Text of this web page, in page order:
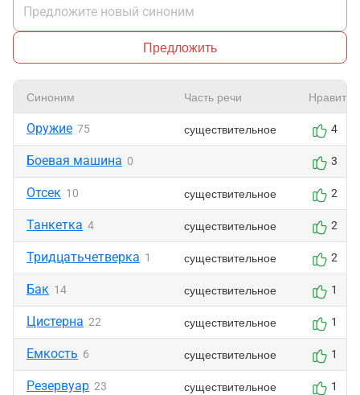
Предложить
Синоним Часть речи Нравится
Оружие 75 существительное 4
Боевая машина 0 3
Отсек 10 существительное 2
Танкетка 4 существительное 2
Тридцатьчетверка 1 существительное 2
Бак 14 существительное 1
Цистерна 22 существительное 1
Емкость 6 существительное 1
Резервуар 23 существительное 1